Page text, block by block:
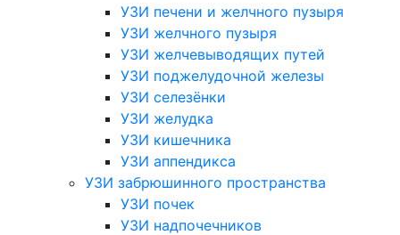
УЗИ печени и желчного пузыря
УЗИ желчного пузыря
УЗИ желчевыводящих путей
УЗИ поджелудочной железы
УЗИ селезёнки
УЗИ желудка
УЗИ кишечника
УЗИ аппендикса
УЗИ забрюшинного пространства
УЗИ почек
УЗИ надпочечников